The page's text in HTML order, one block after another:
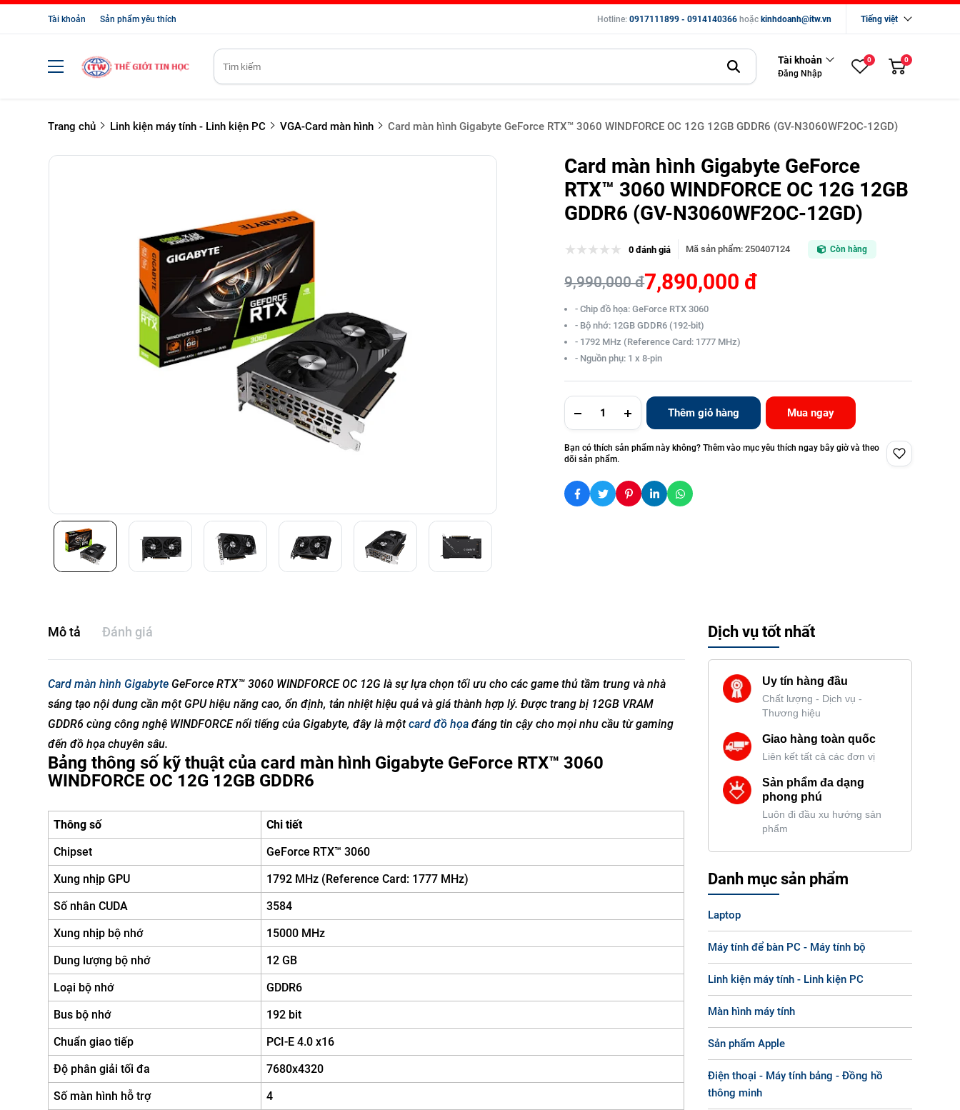
Tài khoản Sản phẩm yêu thích Hotline: 0917111899 - 0914140366 hoặc kinhdoanh@itw.vn Tiếng việt
Tài khoản
Đăng Nhập
0 0
Trang chủ Linh kiện máy tính - Linh kiện PC VGA-Card màn hình Card màn hình Gigabyte GeForce RTX™ 3060 WINDFORCE OC 12G 12GB GDDR6 (GV-N3060WF2OC-12GD)
Card màn hình Gigabyte GeForce
RTX™ 3060 WINDFORCE OC 12G 12GB
GDDR6 (GV-N3060WF2OC-12GD)
0 đánh giá Mã sản phẩm:250407124 Còn hàng
9,990,000 đ7,890,000 đ
- Chip đồ họa: GeForce RTX 3060
- Bộ nhớ: 12GB GDDR6 (192-bit)
- 1792 MHz (Reference Card: 1777 MHz)
- Nguồn phụ: 1 x 8-pin
Thêm giỏ hàng Mua ngay
Bạn có thích sản phẩm này không? Thêm vào mục yêu thích ngay bây giờ và theo
dõi sản phẩm.
Mô tả Đánh giá
Card màn hình Gigabyte GeForce RTX™ 3060 WINDFORCE OC 12G là sự lựa chọn tối ưu cho các game thủ tầm trung và nhà
sáng tạo nội dung cần một GPU hiệu năng cao, ổn định, tản nhiệt hiệu quả và giá thành hợp lý. Được trang bị 12GB VRAM
GDDR6 cùng công nghệ WINDFORCE nổi tiếng của Gigabyte, đây là mộtcard đồ họa đáng tin cậy cho mọi nhu cầu từ gaming
đến đồ họa chuyên sâu.
Bảng thông số kỹ thuật của card màn hình Gigabyte GeForce RTX™ 3060
WINDFORCE OC 12G 12GB GDDR6
Thông số
Chi tiết
Chipset
GeForce RTX™ 3060
Xung nhịp GPU
1792 MHz (Reference Card: 1777 MHz)
Số nhân CUDA
3584
Xung nhịp bộ nhớ
15000 MHz
Dung lượng bộ nhớ
12 GB
Loại bộ nhớ
GDDR6
Bus bộ nhớ
192 bit
Chuẩn giao tiếp
PCI-E 4.0 x16
Độ phân giải tối đa
7680x4320
Số màn hình hỗ trợ
4
Dịch vụ tốt nhất
Uy tín hàng đầu
Chất lượng - Dịch vụ -
Thương hiệu
Giao hàng toàn quốc
Liên kết tất cả các đơn vị
Sản phẩm đa dạng
phong phú
Luôn đi đầu xu hướng sản
phẩm
Danh mục sản phẩm
Laptop
Máy tính để bàn PC - Máy tính bộ
Linh kiện máy tính - Linh kiện PC
Màn hình máy tính
Sản phẩm Apple
Điện thoại - Máy tính bảng - Đồng hồ
thông minh